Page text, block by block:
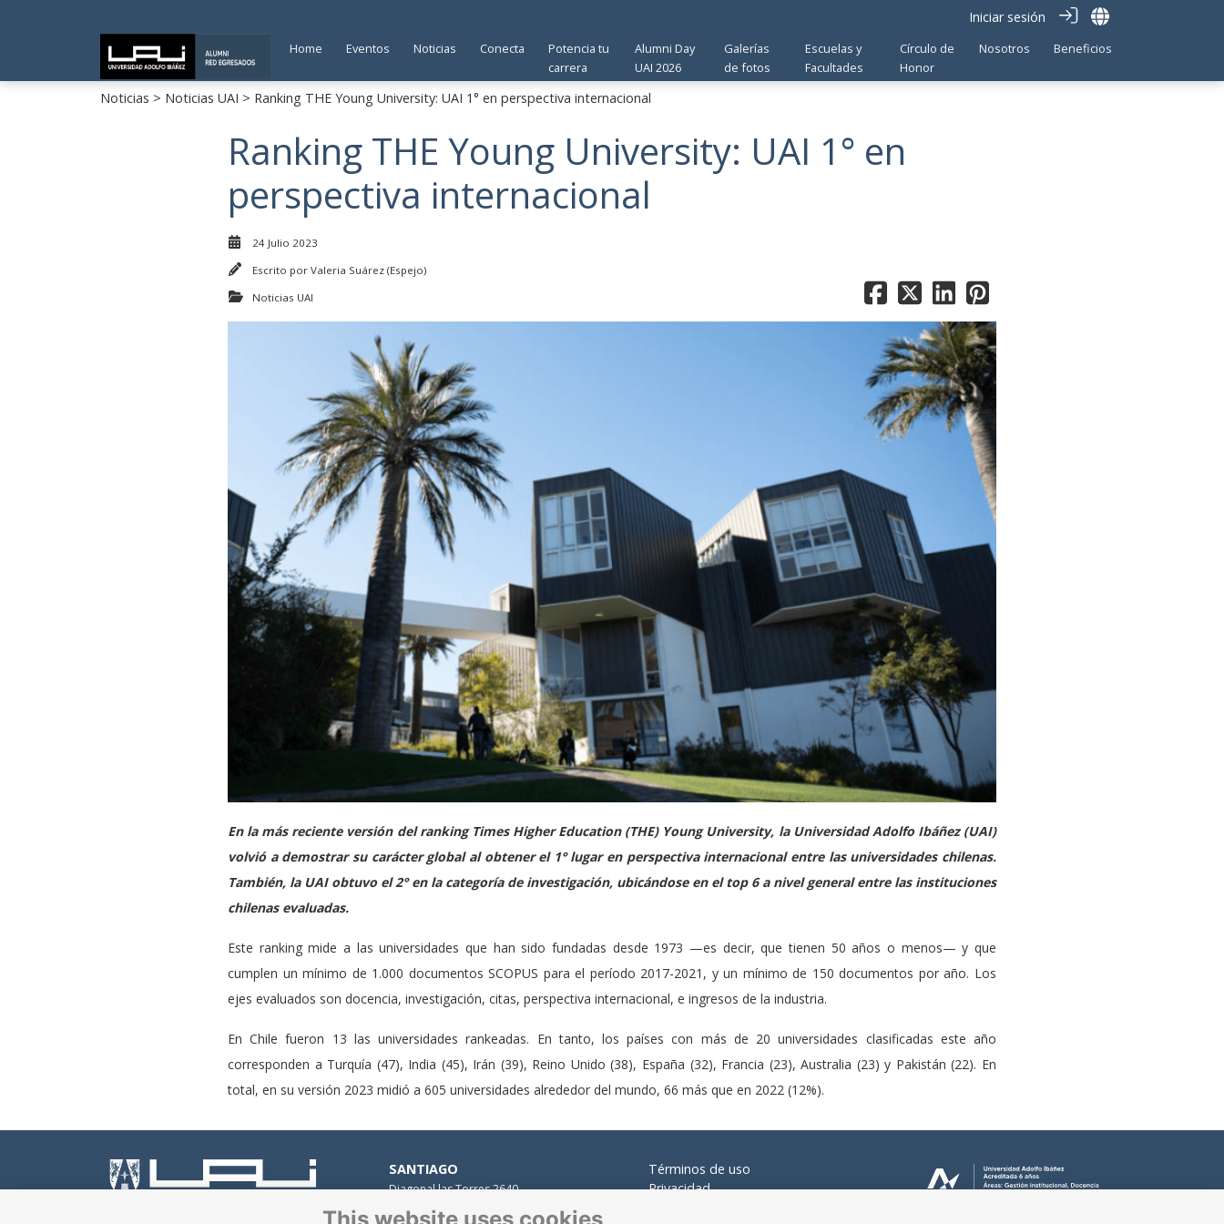
Iniciar sesión
Home Eventos Noticias Conecta
Potencia tu
carrera
Alumni Day
UAI 2026
Galerías
de fotos
Escuelas y
Facultades
Círculo de
Honor
Nosotros Beneficios
Noticias > Noticias UAI > Ranking THE Young University: UAI 1° en perspectiva internacional
Ranking THE Young University: UAI 1° en
perspectiva internacional
24 Julio 2023
Escrito por Valeria Suárez (Espejo)
Noticias UAI
En la más reciente versión del ranking Times Higher Education (THE) Young University, la Universidad Adolfo Ibáñez (UAI)
volvió a demostrar su carácter global al obtener el 1° lugar en perspectiva internacional entre las universidades chilenas.
También, la UAI obtuvo el 2° en la categoría de investigación, ubicándose en el top 6 a nivel general entre las instituciones
chilenas evaluadas.
Este ranking mide a las universidades que han sido fundadas desde 1973 —es decir, que tienen 50 años o menos— y que
cumplen un mínimo de 1.000 documentos SCOPUS para el período 2017-2021, y un mínimo de 150 documentos por año. Los
ejes evaluados son docencia, investigación, citas, perspectiva internacional, e ingresos de la industria.
En Chile fueron 13 las universidades rankeadas. En tanto, los países con más de 20 universidades clasificadas este año
corresponden a Turquía (47), India (45), Irán (39), Reino Unido (38), España (32), Francia (23), Australia (23) y Pakistán (22). En
total, en su versión 2023 midió a 605 universidades alrededor del mundo, 66 más que en 2022 (12%).
SANTIAGO
Diagonal las Torres 2640,
Peñalolén.
Términos de uso
Privacidad